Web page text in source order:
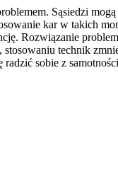
Sąsiedzi
kar w takich
Rozwiązanie
technik
sobie z